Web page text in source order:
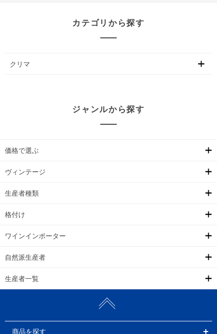
カテゴリから探す
クリマ
ジャンルから探す
価格で選ぶ
ヴィンテージ
生産者種類
格付け
ワインインポーター
自然派生産者
生産者一覧
商品を探す